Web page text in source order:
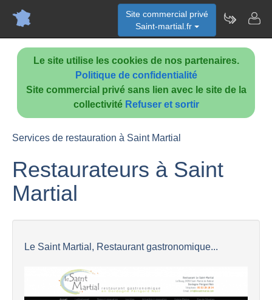
Le site utilise les cookies de nos partenaires.
Politique de confidentialité
Site commercial privé sans lien avec le site de la
collectivité Refuser et sortir
Site commercial privé
Saint-martial.fr
Services de restauration à Saint Martial
Restaurateurs à Saint
Martial
Le Saint Martial, Restaurant gastronomique...